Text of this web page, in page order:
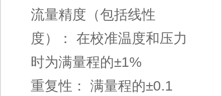
流量精度（包括线性
度）： 在校准温度和压力
时为满量程的±1%
重复性： 满量程的±0.1